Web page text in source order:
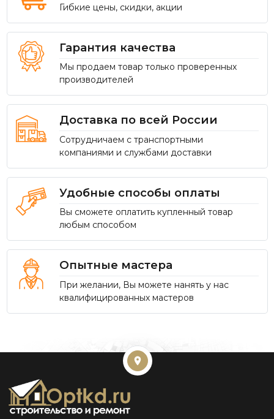
Гибкие цены, скидки, акции
Гарантия качества
Мы продаем товар только проверенных
производителей
Доставка по всей России
Сотрудничаем с транспортными
компаниями и службами доставки
Удобные способы оплаты
Вы сможете оплатить купленный товар
любым способом
Опытные мастера
При желании, Вы можете нанять у нас
квалифицированных мастеров